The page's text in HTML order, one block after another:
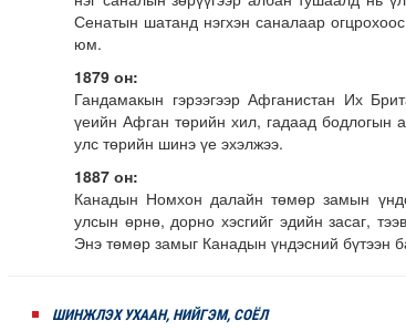
Сенатын шатанд нэгхэн саналаар
юм.
1879 он:
Гандамакын гэрээгээр Афганистан Их
үеийн Афган төрийн хил, гадаад бодлогын
улс төрийн шинэ үе эхэлжээ.
1887 он:
Канадын Номхон далайн төмөр замын
улсын өрнө, дорно хэсгийг эдийн засаг,
Энэ төмөр замыг Канадын үндэсний бүтээн
ШИНЖЛЭХ УХААН, НИЙГЭМ, СОЁЛ